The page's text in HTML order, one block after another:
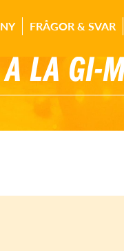
FRÅGOR & SVAR
LA GI-